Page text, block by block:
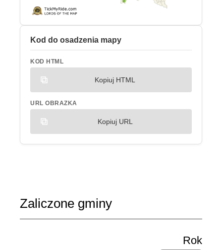
Kod do osadzenia mapy
KOD HTML
Kopiuj HTML
URL OBRAZKA
Kopiuj URL
Zaliczone gminy
Rok